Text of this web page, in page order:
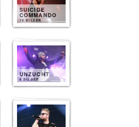
SUICIDE
COMMANDO
10 BILDER
UNZUCHT
8 BILDER